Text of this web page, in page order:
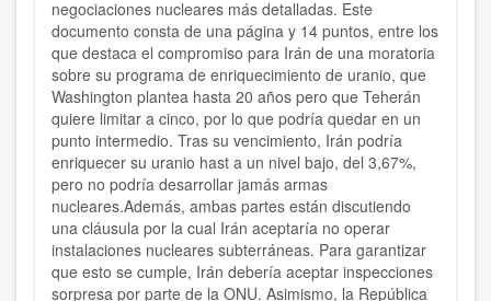
negociaciones nucleares más detalladas. Este
documento consta de una página y 14 puntos, entre los
que destaca el compromiso para Irán de una moratoria
sobre su programa de enriquecimiento de uranio, que
Washington plantea hasta 20 años pero que Teherán
quiere limitar a cinco, por lo que podría quedar en un
punto intermedio. Tras su vencimiento, Irán podría
enriquecer su uranio hast a un nivel bajo, del 3,67%,
pero no podría desarrollar jamás armas
nucleares.Además, ambas partes están discutiendo
una cláusula por la cual Irán aceptaría no operar
instalaciones nucleares subterráneas. Para garantizar
que esto se cumple, Irán debería aceptar inspecciones
sorpresa por parte de la ONU. Asimismo, la República